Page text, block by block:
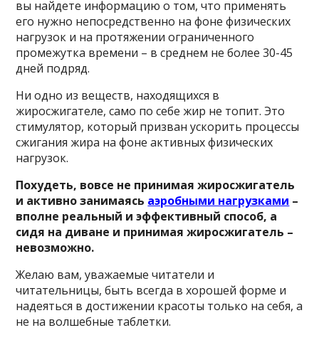
вы найдете информацию о том, что применять
его нужно непосредственно на фоне физических
нагрузок и на протяжении ограниченного
промежутка времени – в среднем не более 30-45
дней подряд.
Ни одно из веществ, находящихся в
жиросжигателе, само по себе жир не топит. Это
стимулятор, который призван ускорить процессы
сжигания жира на фоне активных физических
нагрузок.
Похудеть, вовсе не принимая жиросжигатель
и активно занимаясь аэробными нагрузками –
вполне реальный и эффективный способ, а
сидя на диване и принимая жиросжигатель –
невозможно.
Желаю вам, уважаемые читатели и
читательницы, быть всегда в хорошей форме и
надеяться в достижении красоты только на себя, а
не на волшебные таблетки.